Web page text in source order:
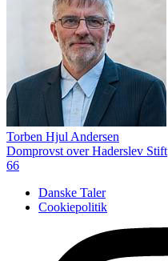
Torben Hjul Andersen
Domprovst over Haderslev Stift
66
Danske Taler
Cookiepolitik